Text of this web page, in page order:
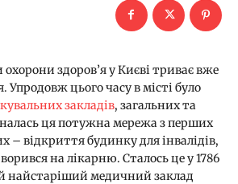
здоров’я у Києві триває вже
Упродовж цього часу в місті було
закладів, загальних та
ця потужна мережа з перших
– відкриття будинку для інвалідів,
на лікарню. Сталось це у 1786
найстаріший медичний заклад